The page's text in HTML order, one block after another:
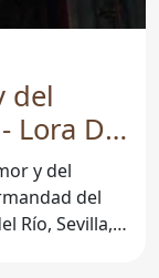
del
Lora Del
y del
Río, Sevilla, y